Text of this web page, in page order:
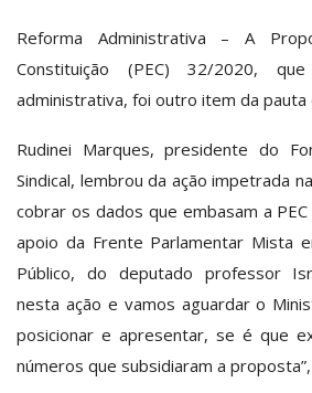
Reforma Administrativa – A
Constituição (PEC) 32/2020,
administrativa, foi outro item da pauta
Rudinei Marques, presidente do
Sindical, lembrou da ação impetrada
cobrar os dados que embasam a
apoio da Frente Parlamentar Mista
Público, do deputado professor
nesta ação e vamos aguardar o
posicionar e apresentar, se é que
números que subsidiaram a